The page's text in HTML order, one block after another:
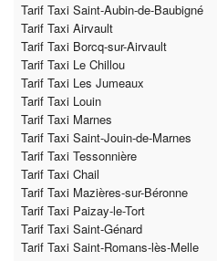
Tarif Taxi Saint-Aubin-de-Baubigné
Tarif Taxi Airvault
Tarif Taxi Borcq-sur-Airvault
Tarif Taxi Le Chillou
Tarif Taxi Les Jumeaux
Tarif Taxi Louin
Tarif Taxi Marnes
Tarif Taxi Saint-Jouin-de-Marnes
Tarif Taxi Tessonnière
Tarif Taxi Chail
Tarif Taxi Mazières-sur-Béronne
Tarif Taxi Paizay-le-Tort
Tarif Taxi Saint-Génard
Tarif Taxi Saint-Romans-lès-Melle